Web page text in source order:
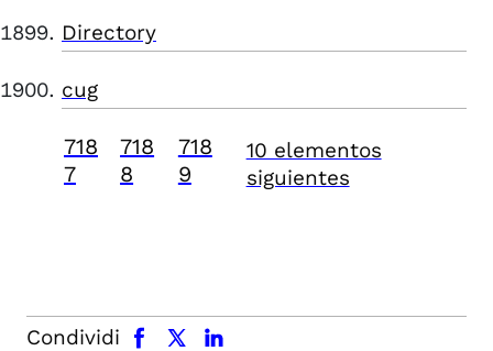
Directory
cug
718
7
718
8
718
9
10 elementos
siguientes
Condividi
facebook x.com linkedin